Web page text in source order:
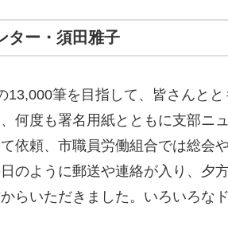
ター・須田雅子
13,000筆を目指して、皆さんと
何度も署名用紙とともに支部ニ
依頼、市職員労働組合では総会
のように郵送や連絡が入り、夕
らいただきました。いろいろな